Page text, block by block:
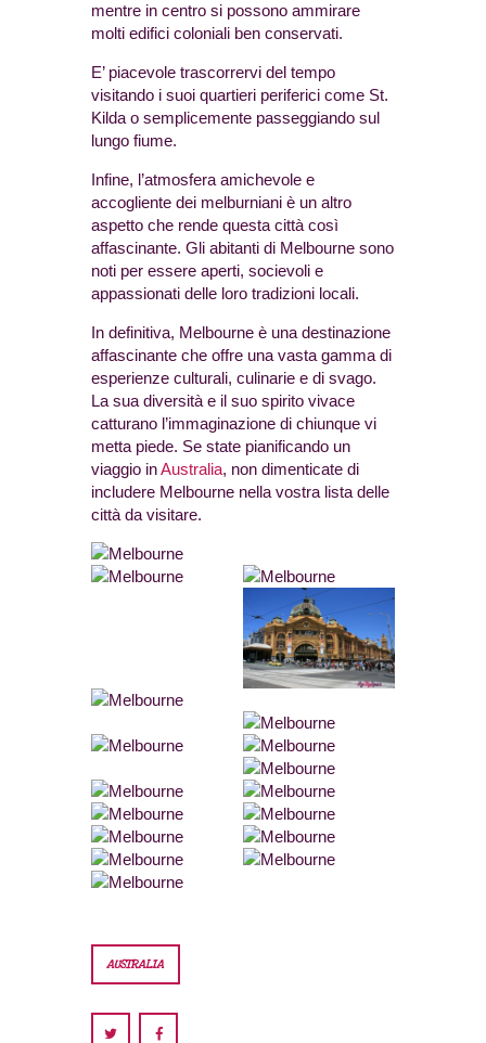
mentre in centro si possono ammirare
molti edifici coloniali ben conservati.
E’ piacevole trascorrervi del tempo
visitando i suoi quartieri periferici come St.
Kilda o semplicemente passeggiando sul
lungo fiume.
Infine, l’atmosfera amichevole e
accogliente dei melburniani è un altro
aspetto che rende questa città così
affascinante. Gli abitanti di Melbourne sono
noti per essere aperti, socievoli e
appassionati delle loro tradizioni locali.
In definitiva, Melbourne è una destinazione
affascinante che offre una vasta gamma di
esperienze culturali, culinarie e di svago.
La sua diversità e il suo spirito vivace
catturano l’immaginazione di chiunque vi
metta piede. Se state pianificando un
viaggio inAustralia, non dimenticate di
includere Melbourne nella vostra lista delle
città da visitare.
AUSTRALIA